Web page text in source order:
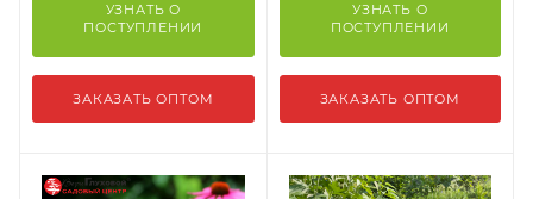
УЗНАТЬ О
ПОСТУПЛЕНИИ
ЗАКАЗАТЬ ОПТОМ
УЗНАТЬ О
ПОСТУПЛЕНИИ
ЗАКАЗАТЬ ОПТОМ